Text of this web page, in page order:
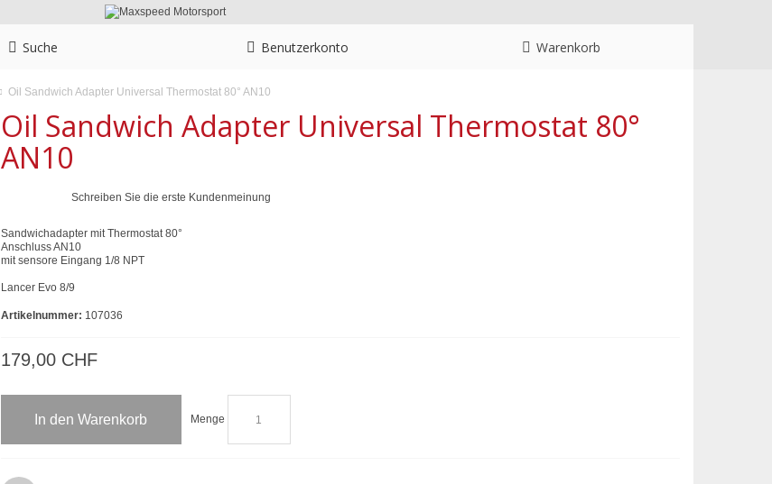
Suche Benutzerkonto Warenkorb
Oil Sandwich Adapter Universal Thermostat 80° AN10
Oil Sandwich Adapter Universal Thermostat 80°
AN10
Schreiben Sie die erste Kundenmeinung
Sandwichadapter mit Thermostat 80°
Anschluss AN10
mit sensore Eingang 1/8 NPT
Lancer Evo 8/9
Artikelnummer: 107036
179,00 CHF
Menge
In den Warenkorb